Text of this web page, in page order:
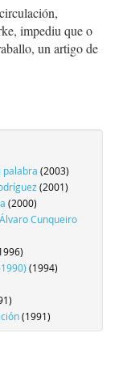
impediu que o
un artigo de
palabra (2003)
(2001)
(2000)
Cunqueiro
(1994)
(1991)